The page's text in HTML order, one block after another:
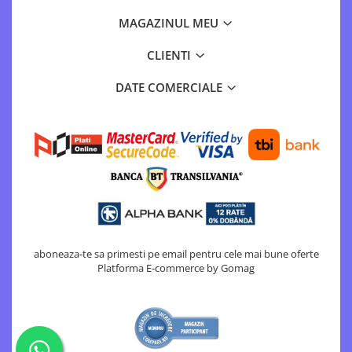
Accesorii pentru irigatii
Pompe de apa de suprafata
Pompe submersibile
Sisteme de irigat si stropit
Accesorii pentru ATV
Alte vehicule electrice
Biciclete
Despicatoare de lemne
Granulatoare de furaje
MAGAZINUL MEU
CLIENTI
DATE COMERCIALE
aboneaza-te sa primesti pe email pentru cele mai bune oferte
Platforma E-commerce by Gomag